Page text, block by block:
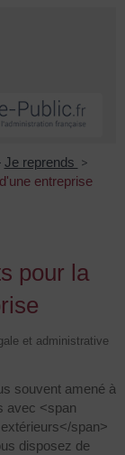
Je reprends >
entreprise
pour la
et administrative
souvent amené à
avec <span
span>
disposez de